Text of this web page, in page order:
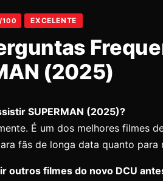
100 EXCELENTE
(2025)
SUPERMAN (2025)?
É um dos melhores filmes
fãs de longa data quanto para
outros filmes do novo DCU